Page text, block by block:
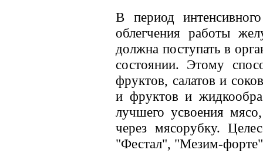
В период
облегчения работы
должна поступать в
состоянии. Этому
фруктов, салатов и
и фруктов и
лучшего усвоения
через мясорубку.
"Фестал", "Мезим-